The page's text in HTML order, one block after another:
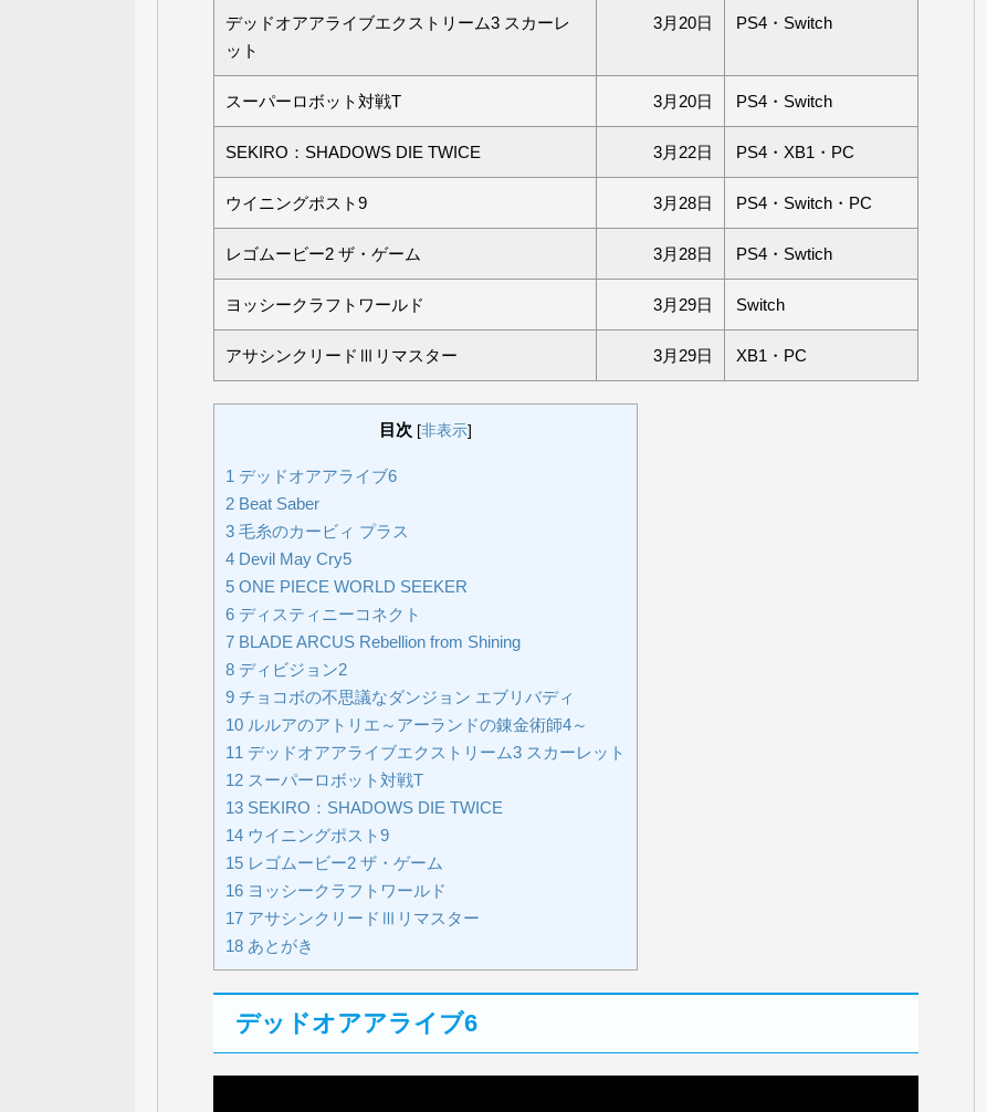
デッドオアアライブエクストリーム3 スカーレ
ット
3月20日 PS4・Switch
スーパーロボット対戦T 3月20日 PS4・Switch
SEKIRO：SHADOWS DIE TWICE 3月22日 PS4・XB1・PC
ウイニングポスト9 3月28日 PS4・Switch・PC
レゴムービー2 ザ・ゲーム 3月28日 PS4・Swtich
ヨッシークラフトワールド 3月29日 Switch
アサシンクリードⅢリマスター 3月29日 XB1・PC
目次 [非表示]
1 デッドオアアライブ6
2 Beat Saber
3 毛糸のカービィ プラス
4 Devil May Cry5
5 ONE PIECE WORLD SEEKER
6 ディスティニーコネクト
7 BLADE ARCUS Rebellion from Shining
8 ディビジョン2
9 チョコボの不思議なダンジョン エブリバディ
10 ルルアのアトリエ～アーランドの錬金術師4～
11 デッドオアアライブエクストリーム3 スカーレット
12 スーパーロボット対戦T
13 SEKIRO：SHADOWS DIE TWICE
14 ウイニングポスト9
15 レゴムービー2 ザ・ゲーム
16 ヨッシークラフトワールド
17 アサシンクリードⅢリマスター
18 あとがき
デッドオアアライブ6